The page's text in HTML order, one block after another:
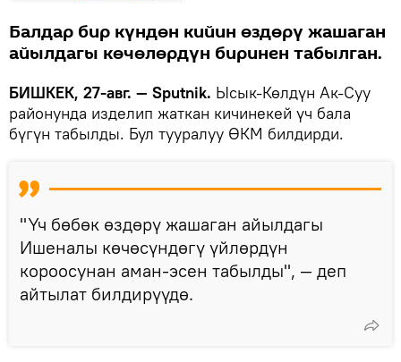
Балдар бир күндөн кийин өздөрү жашаган
айылдагы көчөлөрдүн биринен табылган.
БИШКЕК, 27-авг. — Sputnik. Ысык-Көлдүн Ак-Суу
районунда изделип жаткан кичинекей үч бала
бүгүн табылды. Бул тууралуу ӨКМ билдирди.
"Үч бөбөк өздөрү жашаган айылдагы
Ишеналы көчөсүндөгү үйлөрдүн
короосунан аман-эсен табылды", — деп
айтылат билдирүүдө.